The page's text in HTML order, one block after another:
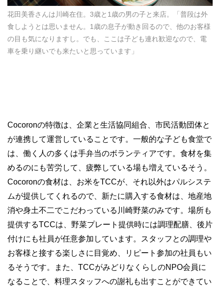
花田美香さんは川崎在住。3歳と1歳の男の子と来店。「普段は外
食しようとは思いません。1歳の息子が動き回るので、他のお客様
の目も気になりますし。でも、ここは子ども連れ歓迎なので、電
車を乗り継いでも来たいと思っています」
Cocoronの特徴は、企業と生活協同組合、市民活動団体と
が連携して運営していることです。一般的な子ども食堂で
は、働く人の多くは手弁当のボランティアです。食材を集
めるのにも苦労して、疲弊している場も増えているそう。
Cocoronの食材は、お米をTCCが、それ以外はパルシステ
ムが提供してくれるので、新たに購入する食材は、地産地
消や身土不二でこだわっている川崎野菜のみです。場所も
提供するTCCは、野菜プレート提供時には調理配膳、後片
付けにも社員が任意参加しています。スタッフとの調理や
お客様と接する楽しさに目覚め、リピート参加の社員もい
るそうです。また、 TCCがみどりなくらしのNPO会員に
なることで、料理スタッフへの謝礼も出すことができてい